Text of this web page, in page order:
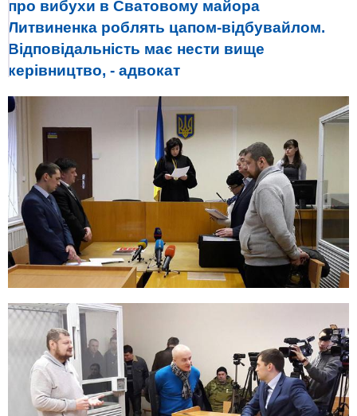
про вибухи в Сватовому майора
Литвиненка роблять цапом-відбувайлом.
Відповідальність має нести вище
керівництво, - адвокат